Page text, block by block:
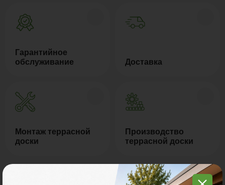
Гарантийное
обслуживание
Доставка
Монтаж террасной
доски
Производство
террасной доски